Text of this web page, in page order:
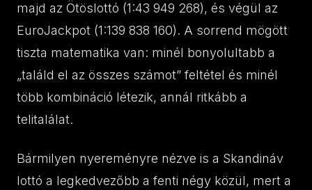
majd az Ötöslottó (1:43 949 268), és végül az
EuroJackpot (1:139 838 160). A sorrend mögött
tiszta matematika van: minél bonyolultabb a
„találd el az összes számot” feltétel és minél
több kombináció létezik, annál ritkább a
telitalálat.
Bármilyen nyereményre nézve is a Skandináv
lottó a legkedvezőbb a fenti négy közül, mert a